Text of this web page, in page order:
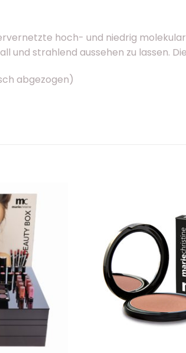
hoch- und niedrig
und strahlend aussehen zu lassen.
abgezogen)